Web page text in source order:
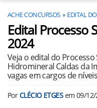
ACHE CONCURSOS EDITAL
Edital Processo
2024
Veja o edital do
Hidromineral Caldas da
vagas em cargos de
PorCLÉCIO ETGESem 09/